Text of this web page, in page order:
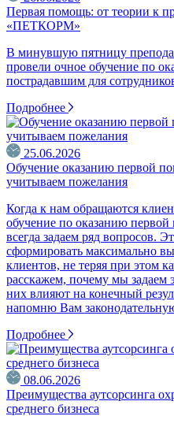
Первая помощь: от теории к
«ПЕТКОРМ»
В минувшую пятницу
провели очное обучение по
пострадавшим для
Подробнее
25.06.2026
Обучение оказанию первой
учитываем пожелания
Когда к нам обращаются
обучение по оказанию
всегда задаем ряд вопросов.
сформировать максимально
клиентов, не теряя при этом
расскажем, почему мы задаем
них влияют на конечный
напомню Вам
Подробнее
08.06.2026
Преимущества аутсорсинга
среднего бизнеса